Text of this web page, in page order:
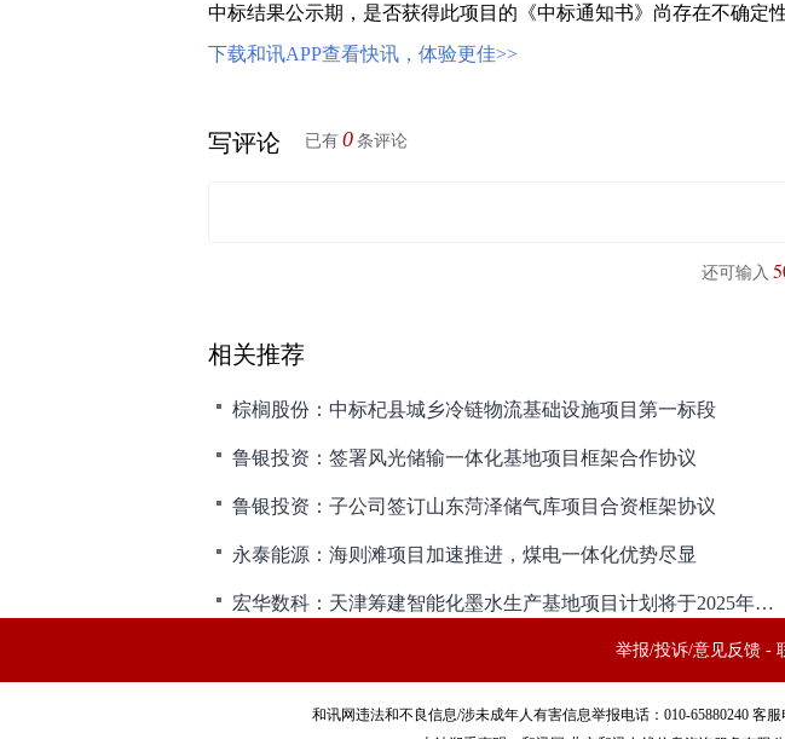
中标结果公示期，是否获得此项目的《中标通知书》尚存在不确定性
下载和讯APP查看快讯，体验更佳>>
写评论 已有 0 条评论
还可输入
相关推荐
棕榈股份：中标杞县城乡冷链物流基础设施项目第一标段
鲁银投资：签署风光储输一体化基地项目框架合作协议
鲁银投资：子公司签订山东菏泽储气库项目合资框架协议
永泰能源：海则滩项目加速推进，煤电一体化优势尽显
宏华数科：天津筹建智能化墨水生产基地项目计划将于2025年建成投产
举报/投诉/意见反馈-
和讯网违法和不良信息/涉未成年人有害信息举报电话：010-65880240 客服